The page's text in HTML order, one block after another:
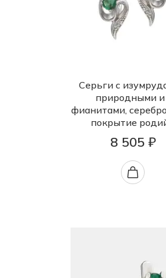
Серьги с
природными и
фианитами,
покрытие
8 505 ₽